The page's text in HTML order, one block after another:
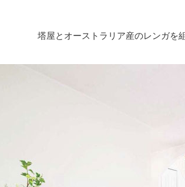
塔屋とオーストラリア産のレンガを